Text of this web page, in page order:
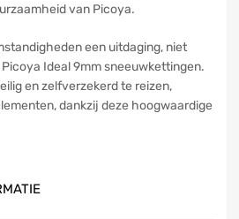
van Picoya.
een uitdaging, niet
Ideal 9mm sneeuwkettingen.
en zelfverzekerd te reizen,
dankzij deze hoogwaardige